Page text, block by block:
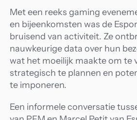
Met een reeks gaming
en bijeenkomsten was de
bruisend van activiteit. Ze
nauwkeurige data over hun
wat het moeilijk maakte om te
strategisch te plannen en
te imponeren.
Een informele conversatie